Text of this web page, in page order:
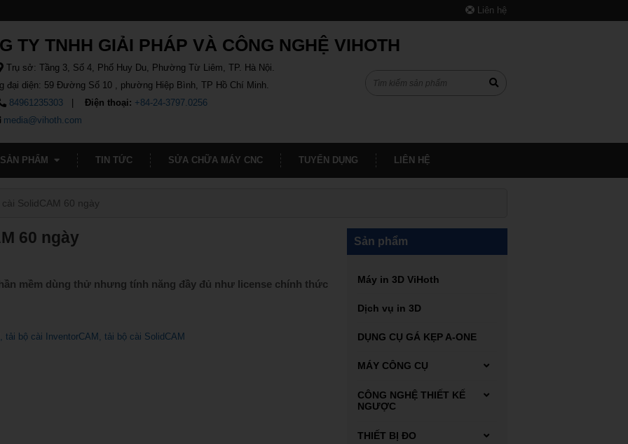
Liên hệ
TY TNHH GIẢI PHÁP VÀ CÔNG NGHỆ VIHOTH
Trụ sở: Tầng 3, Số 4, Phố Huy Du, Phường Từ Liêm, TP. Hà Nội.
đại diện: 59 Đường Số 10 , phường Hiệp Bình, TP Hồ Chí Minh.
84961235303 Điện thoại: +84-24-3797.0256
media@vihoth.com
SẢN PHẨM TIN TỨC SỬA CHỮA MÁY CNC TUYỂN DỤNG LIÊN HỆ
SolidCAM 60 ngày
60 ngày
mềm dùng thử nhưng tính năng đầy đủ như license chính thức
tải bộ cài InventorCAM tải bộ cài SolidCAM
Sản phẩm
Máy in 3D ViHoth
Dịch vụ in 3D
DỤNG CỤ GÁ KẸP A-ONE
MÁY CÔNG CỤ
Máy tiện
CÔNG NGHỆ THIẾT KẾ
NGƯỢC
Máy Scan 3D FARO
THIẾT BỊ ĐO